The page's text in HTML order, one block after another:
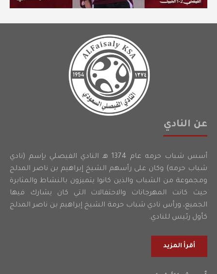
عن النادي
أسس شباب حرمه عام 1374 هـ النادي الفيصلي بإسم (نادي
شباب حرمه) وكان على رأسهم الشيخ إبراهيم بن ناصر المدلج
ومجموعة من الشباب والذين كانوا يتميزون بالنشاط والمثابرة
حيث كانت المهرجانات والاحتفالات التي كان يشارك فيها
الجميع، ورأس نادي شباب حرمة الشيخ إبراهيم بن ناصر المدلج
كأول رئيس للنادي.
أقرأ المزيد